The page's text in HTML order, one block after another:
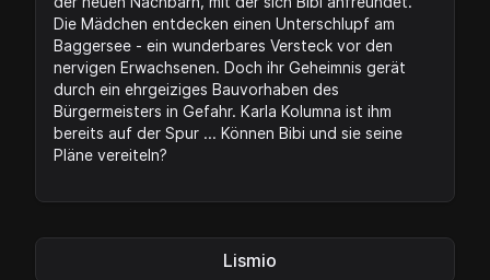
Die Mädchen entdecken einen Unterschlupf am
Baggersee - ein wunderbares Versteck vor den
nervigen Erwachsenen. Doch ihr Geheimnis gerät
durch ein ehrgeiziges Bauvorhaben des
Bürgermeisters in Gefahr. Karla Kolumna ist ihm
bereits auf der Spur ... Können Bibi und sie seine
Pläne vereiteln?
Lismio